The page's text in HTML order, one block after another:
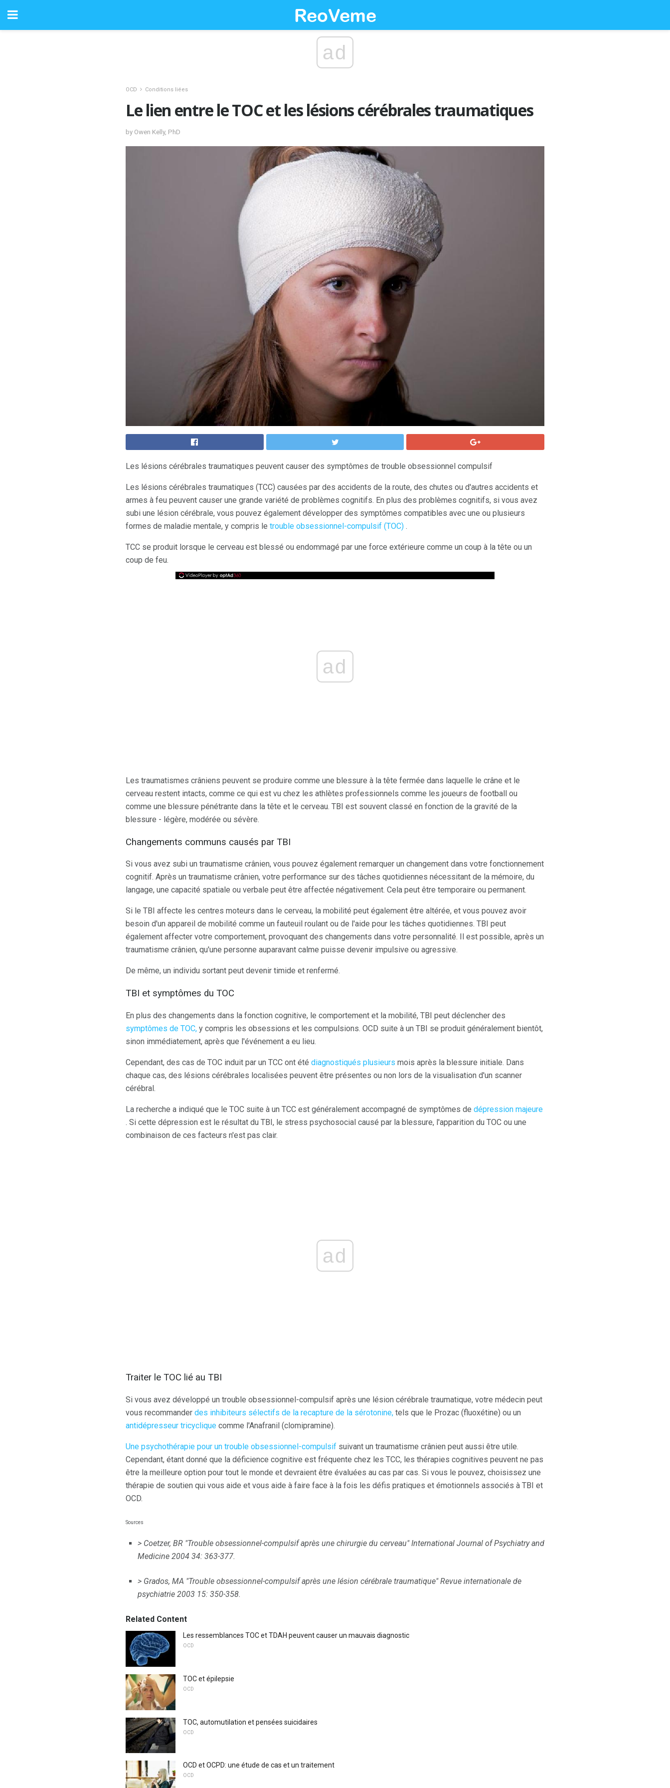
ad
OCD Conditions liées
Le lien entre le TOC et les lésions cérébrales traumatiques
by Owen Kelly, PhD
Les lésions cérébrales traumatiques peuvent causer des symptômes de trouble obsessionnel compulsif
Les lésions cérébrales traumatiques (TCC) causées par des accidents de la route, des chutes ou d'autres accidents et
armes à feu peuvent causer une grande variété de problèmes cognitifs. En plus des problèmes cognitifs, si vous avez
subi une lésion cérébrale, vous pouvez également développer des symptômes compatibles avec une ou plusieurs
formes de maladie mentale, y compris le trouble obsessionnel-compulsif (TOC) .
TCC se produit lorsque le cerveau est blessé ou endommagé par une force extérieure comme un coup à la tête ou un
coup de feu.
ad
Les traumatismes crâniens peuvent se produire comme une blessure à la tête fermée dans laquelle le crâne et le
cerveau restent intacts, comme ce qui est vu chez les athlètes professionnels comme les joueurs de football ou
comme une blessure pénétrante dans la tête et le cerveau. TBI est souvent classé en fonction de la gravité de la
blessure - légère, modérée ou sévère.
Changements communs causés par TBI
Si vous avez subi un traumatisme crânien, vous pouvez également remarquer un changement dans votre fonctionnement
cognitif. Après un traumatisme crânien, votre performance sur des tâches quotidiennes nécessitant de la mémoire, du
langage, une capacité spatiale ou verbale peut être affectée négativement. Cela peut être temporaire ou permanent.
Si le TBI affecte les centres moteurs dans le cerveau, la mobilité peut également être altérée, et vous pouvez avoir
besoin d'un appareil de mobilité comme un fauteuil roulant ou de l'aide pour les tâches quotidiennes. TBI peut
également affecter votre comportement, provoquant des changements dans votre personnalité. Il est possible, après un
traumatisme crânien, qu'une personne auparavant calme puisse devenir impulsive ou agressive.
De même, un individu sortant peut devenir timide et renfermé.
TBI et symptômes du TOC
En plus des changements dans la fonction cognitive, le comportement et la mobilité, TBI peut déclencher des
symptômes de TOC, y compris les obsessions et les compulsions. OCD suite à un TBI se produit généralement bientôt,
sinon immédiatement, après que l'événement a eu lieu.
Cependant, des cas de TOC induit par un TCC ont été diagnostiqués plusieurs mois après la blessure initiale. Dans
chaque cas, des lésions cérébrales localisées peuvent être présentes ou non lors de la visualisation d'un scanner
cérébral.
La recherche a indiqué que le TOC suite à un TCC est généralement accompagné de symptômes de dépression majeure
. Si cette dépression est le résultat du TBI, le stress psychosocial causé par la blessure, l'apparition du TOC ou une
combinaison de ces facteurs n'est pas clair.
ad
Traiter le TOC lié au TBI
Si vous avez développé un trouble obsessionnel-compulsif après une lésion cérébrale traumatique, votre médecin peut
vous recommander des inhibiteurs sélectifs de la recapture de la sérotonine, tels que le Prozac (fluoxétine) ou un
antidépresseur tricyclique comme l'Anafranil (clomipramine).
Une psychothérapie pour un trouble obsessionnel-compulsif suivant un traumatisme crânien peut aussi être utile.
Cependant, étant donné que la déficience cognitive est fréquente chez les TCC, les thérapies cognitives peuvent ne pas
être la meilleure option pour tout le monde et devraient être évaluées au cas par cas. Si vous le pouvez, choisissez une
thérapie de soutien qui vous aide et vous aide à faire face à la fois les défis pratiques et émotionnels associés à TBI et
OCD.
Sources
> Coetzer, BR "Trouble obsessionnel-compulsif après une chirurgie du cerveau"International Journal of Psychiatry and
Medicine 2004 34: 363-377.
> Grados, MA "Trouble obsessionnel-compulsif après une lésion cérébrale traumatique"Revue internationale de
psychiatrie 2003 15: 350-358.
Related Content
Les ressemblances TOC et TDAH peuvent causer un mauvais diagnostic
OCD
TOC et épilepsie
OCD
TOC, automutilation et pensées suicidaires
OCD
OCD et OCPD: une étude de cas et un traitement
OCD